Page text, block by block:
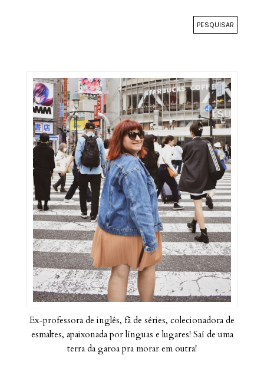
Ex-professora de inglês, fã de séries, colecionadora de
esmaltes, apaixonada por línguas e lugares! Saí de uma
terra da garoa pra morar em outra!